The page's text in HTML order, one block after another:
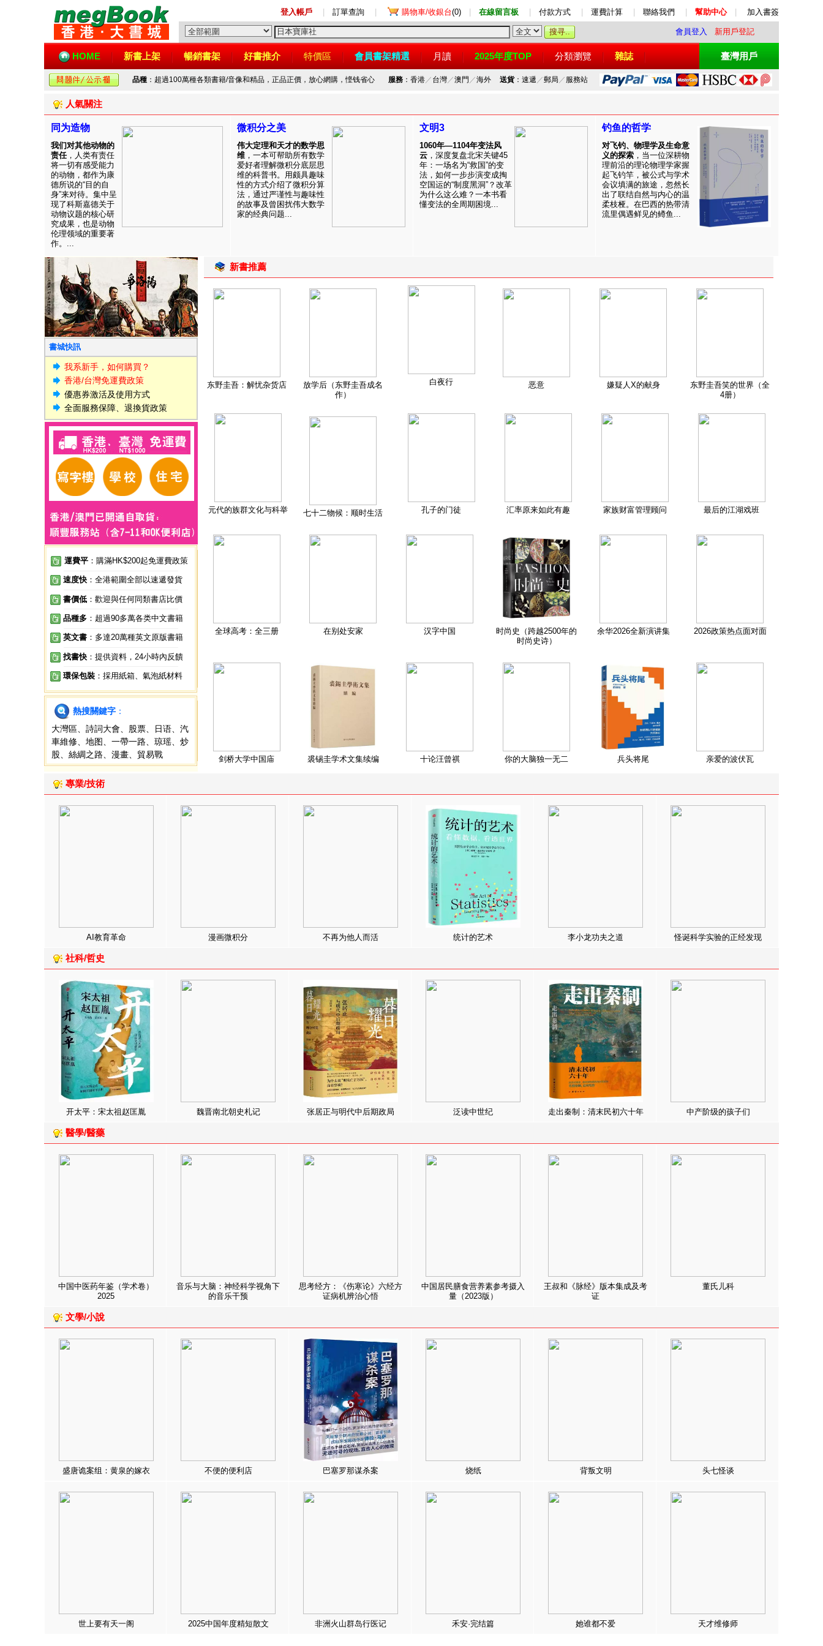
登入帳戶 訂單查詢 購物車/收銀台(0) 在線留言板 付款方式 運費計算 聯絡我們 幫助中心 加入書簽
會員登入 新用戶登記
HOME 新書上架 暢銷書架 好書推介 特價區 會員書架精選 月讀 2025年度TOP 分類瀏覽 雜誌 臺灣用戶
品種 ：超過100萬種各類書籍/音像和精品，正品正價，放心網購，悭钱省心 服務：香港／ 台灣／澳門 ／海外 送貨：速遞 ／郵局 ／ 服務站
人氣關注
同为造物
我们对其他动物的
责任，人类有责任
将一切有感受能力
的动物，都作为康
德所说的“目的自
身”来对待。集中呈
现了科斯嘉德关于
动物议题的核心研
究成果，也是动物
伦理领域的重要著
作。...
微积分之美
伟大定理和天才的数学思
维 ，一本可帮助所有数学
爱好者理解微积分底层思
维的科普书。用颇具趣味
性的方式介绍了微积分算
法，通过严谨性与趣味性
的故事及曾困扰伟大数学
家的经典问题...
文明3
1060年—1104年变法风
云 ，深度复盘北宋关键45
年：一场名为“救国”的变
法，如何一步步演变成掏
空国运的“制度黑洞”？改革
为什么这么难？一本书看
懂变法的全周期困境...
钓鱼的哲学
对飞钓、物理学及生命意
义的探索 ，当一位深耕物
理前沿的理论物理学家握
起飞钓竿，被公式与学术
会议填满的旅途，忽然长
出了联结自然与内心的温
柔枝桠。在巴西的热带清
流里偶遇鲜见的鳟鱼...
書城快訊
我系新手，如何購買？
香港/台灣免運費政策
優惠券激活及使用方式
全面服務保障、退換貨政策
運費平 ：購滿HK$200起免運費政策
速度快 ：全港範圍全部以速遞發貨
書價低 ：歡迎與任何同類書店比價
品種多 ：超過90多萬各类中文書籍
英文書 ：多達20萬種英文原版書籍
找書快 ：提供資料，24小時內反饋
環保包裝 ：採用紙箱、氣泡紙材料
熱搜關鍵字 ：
大灣區
詩詞大會 股票 日语
汽
車維修
地图 一帶一路 琼瑶
炒
股
絲綢之路 漫畫 貿易戰
新書推薦
东野圭吾：解忧杂货店
放学后（东野圭吾成名
作）
白夜行 恶意 嫌疑人X的献身
东野圭吾笑的世界（全
4册）
元代的族群文化与科举 七十二物候：顺时生活 孔子的门徒 汇率原来如此有趣 家族财富管理顾问 最后的江湖戏班
全球高考：全三册 在别处安家 汉字中国
时尚史（跨越2500年的
时尚史诗）
余华2026全新演讲集 2026政策热点面对面
剑桥大学中国庙 裘锡圭学术文集续编 十论汪曾祺 你的大脑独一无二 兵头将尾 亲爱的波伏瓦
專業/技術
AI教育革命 漫画微积分 不再为他人而活 统计的艺术 李小龙功夫之道 怪诞科学实验的正经发现
社科/哲史
开太平：宋太祖赵匡胤 魏晋南北朝史札记 张居正与明代中后期政局 泛读中世纪 走出秦制：清末民初六十年 中产阶级的孩子们
醫學/醫藥
中国中医药年鉴（学术卷）
2025
音乐与大脑：神经科学视角下
的音乐干预
思考经方：《伤寒论》六经方
证病机辨治心悟
中国居民膳食营养素参考摄入
量（2023版）
王叔和《脉经》版本集成及考
证
董氏儿科
文學/小說
盛唐诡案组：黄泉的嫁衣 不便的便利店 巴塞罗那谋杀案 烧纸 背叛文明 头七怪谈
世上要有天一阁 2025中国年度精短散文 非洲火山群岛行医记 禾安·完结篇 她谁都不爱 天才维修师